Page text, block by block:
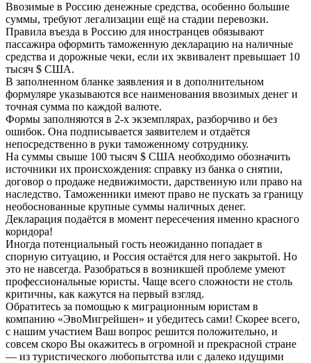
Ввозимые в Россию денежные средства, особенно большие
суммы, требуют легализации ещё на стадии перевозки.
Правила въезда в Россию для иностранцев обязывают
пассажира оформить таможенную декларацию на наличные
средства и дорожные чеки, если их эквивалент превышает 10
тысяч $ США.
В заполненном бланке заявления и в дополнительном
формуляре указываются все наименования ввозимых денег и
точная сумма по каждой валюте.
Формы заполняются в 2-х экземплярах, разборчиво и без
ошибок. Она подписывается заявителем и отдаётся
непосредственно в руки таможенному сотруднику.
На суммы свыше 100 тысяч $ США необходимо обозначить
источники их происхождения: справку из банка о снятии,
договор о продаже недвижимости, дарственную или право на
наследство. Таможенники имеют право не пускать за границу
необоснованные крупные суммы наличных денег.
Декларация подаётся в момент пересечения именно красного
коридора!
Иногда потенциальный гость неожиданно попадает в
спорную ситуацию, и Россия остаётся для него закрытой. Но
это не навсегда. Разобраться в возникшей проблеме умеют
профессиональные юристы. Чаще всего сложности не столь
критичны, как кажутся на первый взгляд.
Обратитесь за помощью к миграционным юристам в
компанию «ЭвоМигрейшен» и убедитесь сами! Скорее всего,
с нашим участием Ваш вопрос решится положительно, и
совсем скоро Вы окажитесь в огромной и прекрасной стране
— из туристического любопытства или с далеко идущими